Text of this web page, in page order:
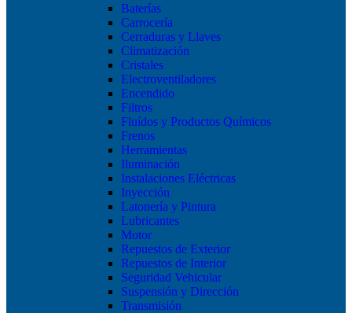
Baterías
Carrocería
Cerraduras y Llaves
Climatización
Cristales
Electroventiladores
Encendido
Filtros
Fluídos y Productos Químicos
Frenos
Herramientas
Iluminación
Instalaciones Eléctricas
Inyección
Latonería y Pintura
Lubricantes
Motor
Repuestos de Exterior
Repuestos de Interior
Seguridad Vehicular
Suspensión y Dirección
Transmisión